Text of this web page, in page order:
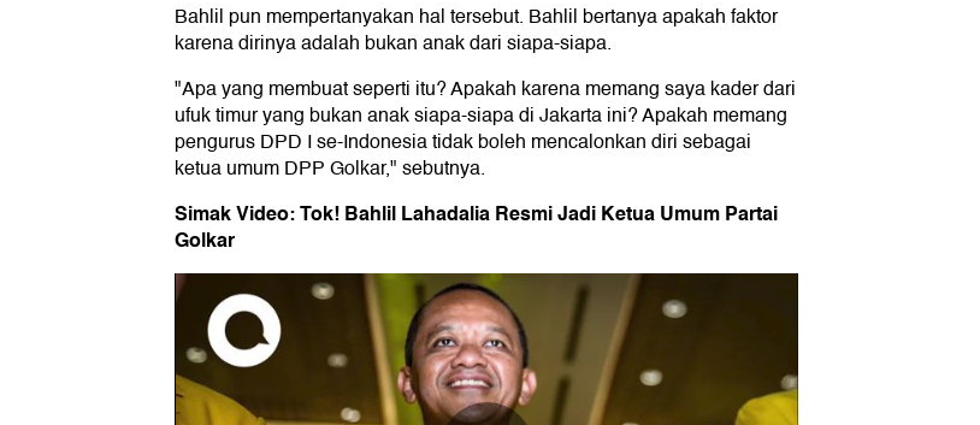
Bahlil pun mempertanyakan hal tersebut. Bahlil bertanya apakah faktor
karena dirinya adalah bukan anak dari siapa-siapa.
"Apa yang membuat seperti itu? Apakah karena memang saya kader dari
ufuk timur yang bukan anak siapa-siapa di Jakarta ini? Apakah memang
pengurus DPD I se-Indonesia tidak boleh mencalonkan diri sebagai
ketua umum DPP Golkar," sebutnya.
Simak Video: Tok! Bahlil Lahadalia Resmi Jadi Ketua Umum Partai
Golkar